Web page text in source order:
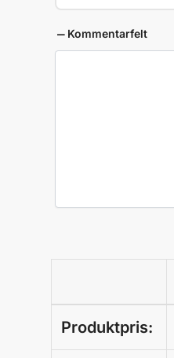
Kommentarfelt
Produktpris: